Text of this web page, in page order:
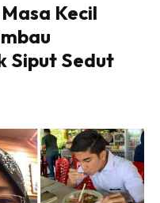
Kecil
Siput Sedut